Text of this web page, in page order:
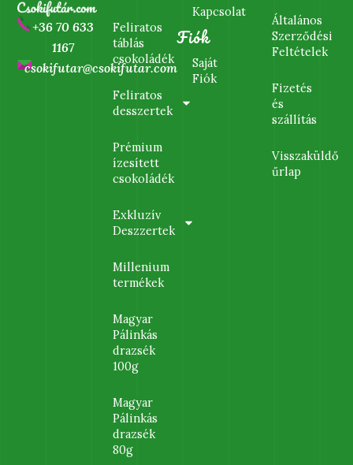
+36 70 633
1167
csokifutar@csokifutar.com
Feliratos
táblás
csokoládék
Feliratos
desszertek
Prémium
ízesített
csokoládék
Exkluzív
Deszzertek
Millenium
termékek
Magyar
Pálinkás
drazsék
100g
Magyar
Pálinkás
drazsék
80g
Kapcsolat
Fiók
Saját
Fiók
Általános
Szerződési
Feltételek
Fizetés
és
szállítás
Visszaküldő
űrlap